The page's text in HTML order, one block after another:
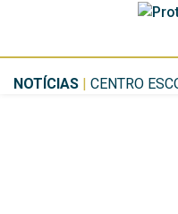
NOTÍCIAS | CENTRO